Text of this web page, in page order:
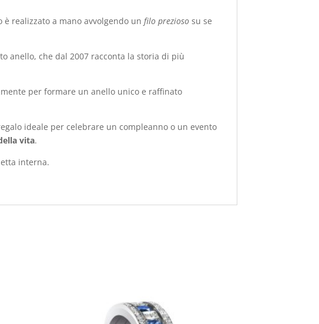
realizzato a mano avvolgendo un filo prezioso su se
anello, che dal 2007 racconta la storia di più
per formare un anello unico e raffinato
ideale per celebrare un compleanno o un evento
vita.
interna.